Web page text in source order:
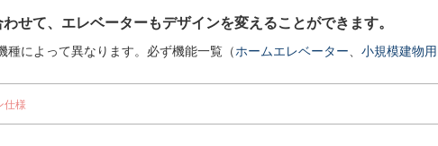
せて、エレベーターもデザインを変えることができます。
種によって異なります。必ず機能一覧（ホームエレベーター 小規模建物用
仕様